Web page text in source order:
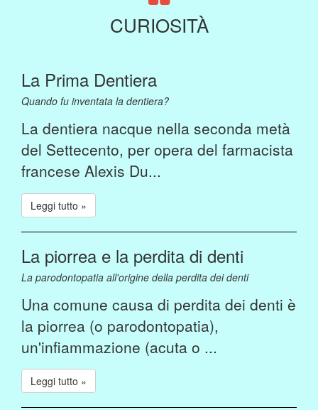
CURIOSITÀ
La Prima Dentiera
Quando fu inventata la dentiera?
La dentiera nacque nella seconda metà
del Settecento, per opera del farmacista
francese Alexis Du...
Leggi tutto »
La piorrea e la perdita di denti
La parodontopatia all'origine della perdita dei denti
Una comune causa di perdita dei denti è
la piorrea (o parodontopatia),
un'infiammazione (acuta o ...
Leggi tutto »